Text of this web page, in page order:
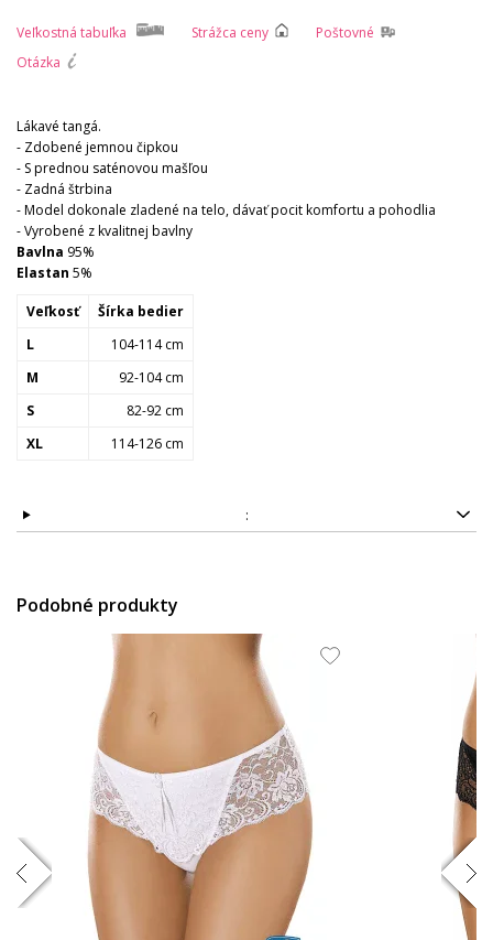
Veľkostná tabuľka Strážca ceny
Poštovné
Otázka
Lákavé tangá.
- Zdobené jemnou čipkou
- S prednou saténovou mašľou
- Zadná štrbina
- Model dokonale zladené na telo, dávať pocit komfortu a pohodlia
- Vyrobené z kvalitnej bavlny
Bavlna 95%
Elastan 5%
Veľkosť
Šírka bedier
L
104-114 cm
M
92-104 cm
S
82-92 cm
XL
114-126 cm
:
Podobné produkty